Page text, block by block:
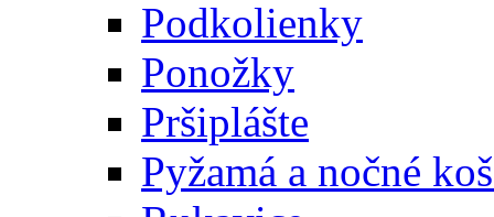
Podkolienky
Ponožky
Pršiplášte
Pyžamá a nočné